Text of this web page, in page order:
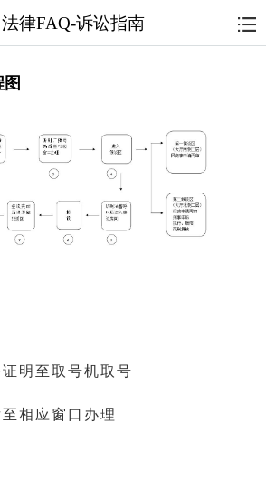
法律FAQ-诉讼指南
明至取号机取号
相应窗口办理